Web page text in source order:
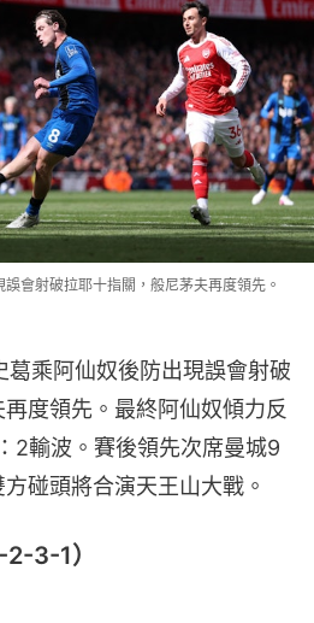
會射破拉耶十指關，般尼茅夫再度領先。
乘阿仙奴後防出現誤會射破
度領先。最終阿仙奴傾力反
2輸波。賽後領先次席曼城9
碰頭將合演天王山大戰。
3-1）